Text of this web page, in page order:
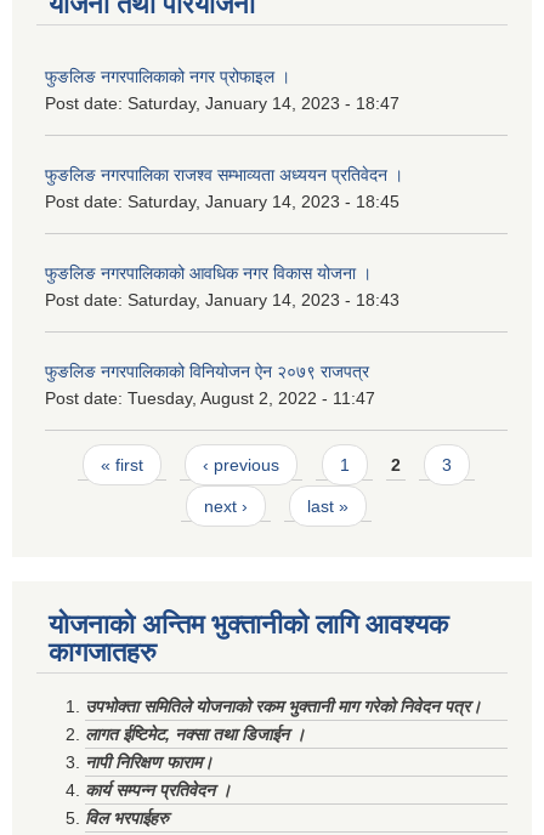
फुङलिङ नगरपालिकाको नगर प्रोफाइल ।
Post date: Saturday, January 14, 2023 - 18:47
फुङलिङ नगरपालिका राजश्व सम्भाव्यता अध्ययन प्रतिवेदन ।
Post date: Saturday, January 14, 2023 - 18:45
फुङलिङ नगरपालिकाको आवधिक नगर विकास योजना ।
Post date: Saturday, January 14, 2023 - 18:43
फुङलिङ नगरपालिकाको विनियोजन ऐन २०७९ राजपत्र
Post date: Tuesday, August 2, 2022 - 11:47
Pages
« first ‹ previous 1 2 3
next › last »
योजनाको अन्तिम भुक्तानीको लागि आवश्यक
कागजातहरु
उपभोक्ता समितिले योजनाको रकम भुक्तानी माग गरेको निवेदन पत्र।
लागत ईष्टिमेट, नक्सा तथा डिजाईन ।
नापी निरिक्षण फाराम।
कार्य सम्पन्न प्रतिवेदन ।
विल भरपाईहरु